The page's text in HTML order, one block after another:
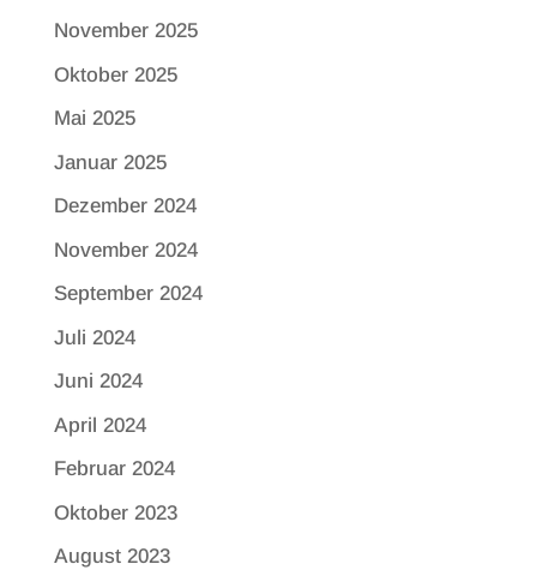
November 2025
Oktober 2025
Mai 2025
Januar 2025
Dezember 2024
November 2024
September 2024
Juli 2024
Juni 2024
April 2024
Februar 2024
Oktober 2023
August 2023